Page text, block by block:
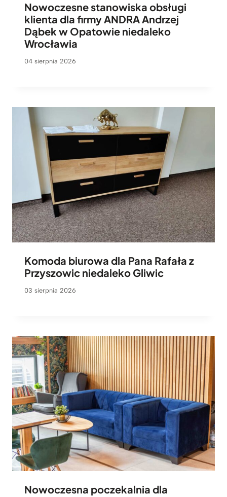
Nowoczesne stanowiska obsługi
klienta dla firmy ANDRA Andrzej
Dąbek w Opatowie niedaleko
Wrocławia
04 sierpnia 2026
Komoda biurowa dla Pana Rafała z
Przyszowic niedaleko Gliwic
03 sierpnia 2026
Nowoczesna poczekalnia dla